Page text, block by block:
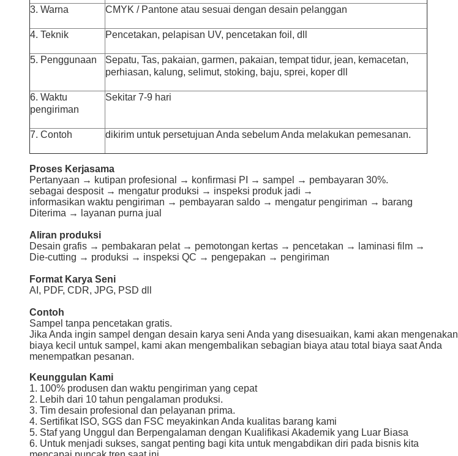
3. Warna CMYK / Pantone atau sesuai dengan desain pelanggan
4. Teknik Pencetakan, pelapisan UV, pencetakan foil, dll
5. Penggunaan
Sepatu, Tas, pakaian, garmen, pakaian, tempat tidur, jean, kemacetan,
perhiasan, kalung, selimut, stoking, baju, sprei, koper dll
6. Waktu
pengiriman
Sekitar 7-9 hari
7. Contoh dikirim untuk persetujuan Anda sebelum Anda melakukan pemesanan.
Proses Kerjasama
Pertanyaan → kutipan profesional → konfirmasi PI → sampel → pembayaran 30%.
sebagai desposit → mengatur produksi → inspeksi produk jadi →
informasikan waktu pengiriman → pembayaran saldo → mengatur pengiriman → barang
Diterima → layanan purna jual
Aliran produksi
Desain grafis → pembakaran pelat → pemotongan kertas → pencetakan → laminasi film →
Die-cutting → produksi → inspeksi QC → pengepakan → pengiriman
Format Karya Seni
AI, PDF, CDR, JPG, PSD dll
Contoh
Sampel tanpa pencetakan gratis.
Jika Anda ingin sampel dengan desain karya seni Anda yang disesuaikan, kami akan
biaya kecil untuk sampel, kami akan mengembalikan sebagian biaya atau total biaya saat Anda
menempatkan pesanan.
Keunggulan Kami
1. 100% produsen dan waktu pengiriman yang cepat
2. Lebih dari 10 tahun pengalaman produksi.
3. Tim desain profesional dan pelayanan prima.
4. Sertifikat ISO, SGS dan FSC meyakinkan Anda kualitas barang kami
5. Staf yang Unggul dan Berpengalaman dengan Kualifikasi Akademik yang Luar Biasa
6. Untuk menjadi sukses, sangat penting bagi kita untuk mengabdikan diri pada bisnis kita